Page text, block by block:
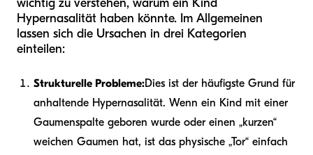
Hypernasalität haben könnte. Im Allgemeinen
lassen sich die Ursachen in drei Kategorien
einteilen:
Strukturelle Probleme:Dies ist der häufigste Grund für
anhaltende Hypernasalität. Wenn ein Kind mit einer
Gaumenspalte geboren wurde oder einen „kurzen“
weichen Gaumen hat, ist das physische „Tor“ einfach